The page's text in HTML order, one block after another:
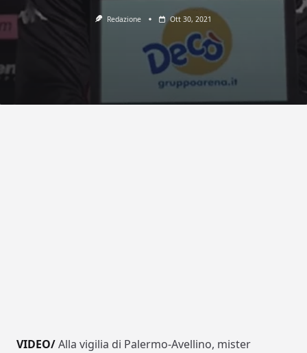
Redazione Ott 30, 2021
VIDEO/Alla vigilia di Palermo-Avellino, mister